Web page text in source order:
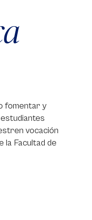
fomentar y
vocación
Facultad de